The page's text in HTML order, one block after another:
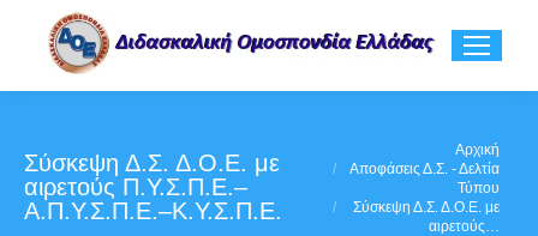
Σύσκεψη Δ.Σ. Δ.Ο.Ε. με
αιρετούς Π.Υ.Σ.Π.Ε.–
Α.Π.Υ.Σ.Π.Ε.–Κ.Υ.Σ.Π.Ε.
Αρχική
Αποφάσεις Δ.Σ. - Δελτία
Τύπου
Σύσκεψη Δ.Σ. Δ.Ο.Ε. με
αιρετούς…